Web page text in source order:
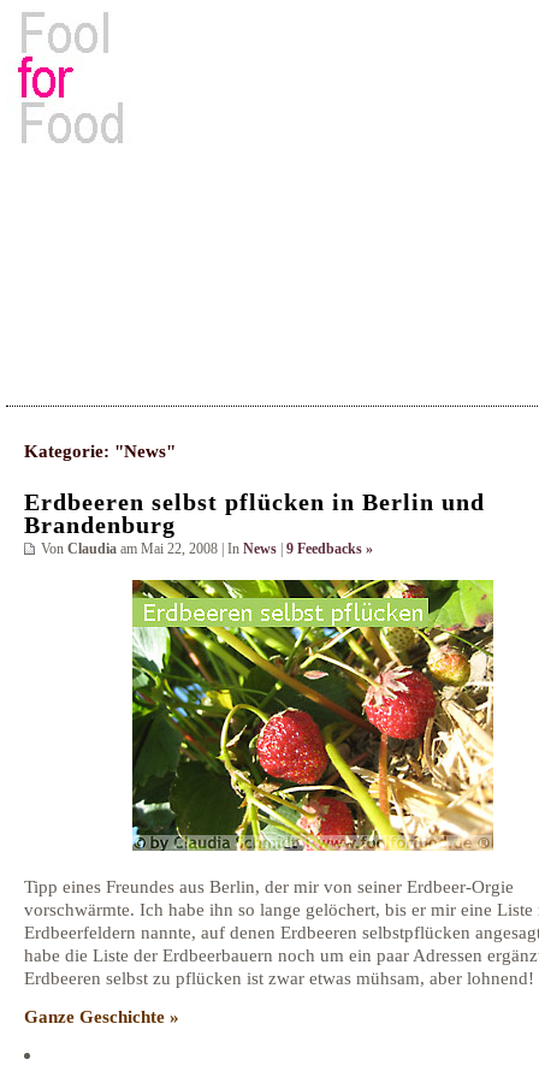
Kategorie: "News"
Erdbeeren selbst pflücken in Berlin und
Brandenburg
Von Claudia am Mai 22, 2008 | In News 9 Feedbacks »
Tipp eines Freundes aus Berlin, der mir von seiner Erdbeer-Orgie
vorschwärmte. Ich habe ihn so lange gelöchert, bis er mir eine Liste
Erdbeerfeldern nannte, auf denen Erdbeeren selbstpflücken
habe die Liste der Erdbeerbauern noch um ein paar Adressen
Erdbeeren selbst zu pflücken ist zwar etwas mühsam, aber lohnend!
Ganze Geschichte »